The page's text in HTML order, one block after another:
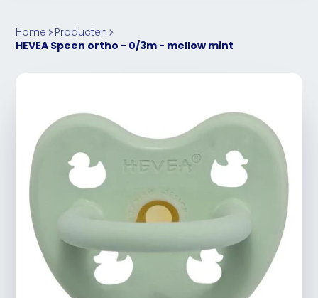
Home
Producten
HEVEA Speen ortho - 0/3m - mellow mint